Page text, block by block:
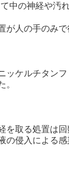
中の神経や汚
が人の手のみ
ッケルチタン
。
を取る処置は
の侵入による